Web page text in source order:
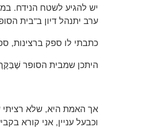
יש להגיע לשטח הנידח.
ערב יתנהל דיון ב"בית
כתבתי לו ספק ברצינות,
היתכן שמבית הסופר
אך האמת היא, שלא רציתי
וכבעל עניין, אני קורא